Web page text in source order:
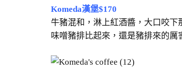
Komeda漢堡$170
牛豬混和，淋上紅酒醬，大口咬
味噌豬排比起來，還是豬排來的厲